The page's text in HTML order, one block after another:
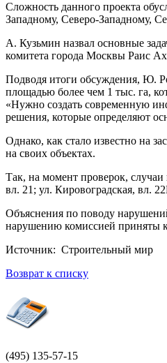
Сложность данного проекта
Западному, Северо-Западному,
А. Кузьмин назвал основные
комитета города Москвы Раис
Подводя итоги обсуждения, Ю.
площадью более чем 1 тыс. га,
«Нужно создать современную
решения, которые определяют
Однако, как стало известно на
на своих объектах.
Так, на момент проверок,
вл. 21; ул. Кировоградская, вл.
Объяснения по поводу
нарушению комиссией приняты
Источник: Строительный мир
Возврат к списку
(495) 135-57-15